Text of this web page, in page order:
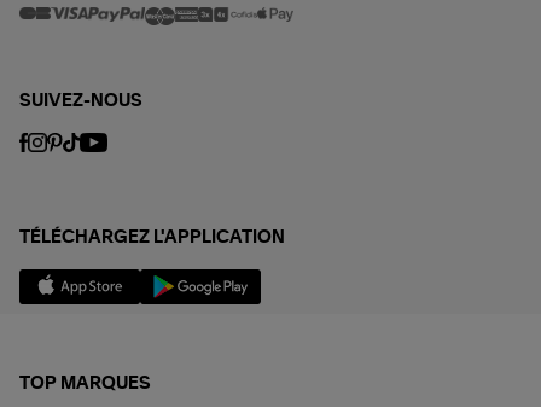
SUIVEZ-NOUS
TÉLÉCHARGEZ L'APPLICATION
TOP MARQUES